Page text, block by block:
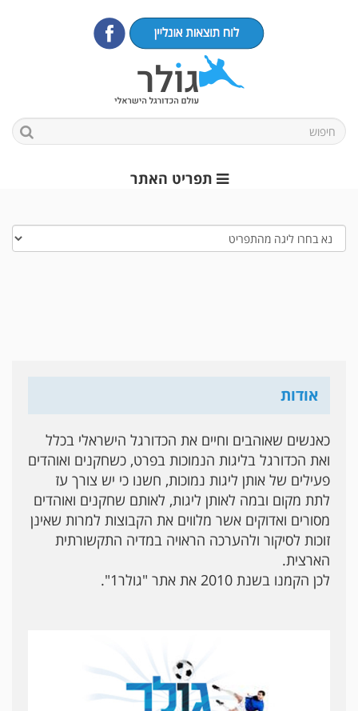
תפריט האתר
אודות
כאנשים שאוהבים וחיים את הכדורגל הישראלי בכלל
ואת הכדורגל בליגות הנמוכות בפרט, כשחקנים ואוהדים
פעילים של אותן ליגות נמוכות, חשנו כי יש צורך עז
לתת מקום ובמה לאותן ליגות, לאותם שחקנים ואוהדים
מסורים ואדוקים אשר מלווים את הקבוצות למרות שאינן
זוכות לסיקור ולהערכה הראויה במדיה התקשורתית
הארצית.
לכן הקמנו בשנת 2010 את אתר "גולר1".